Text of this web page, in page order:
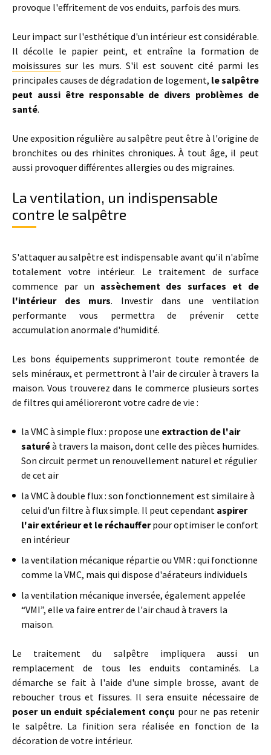
provoque l'effritement de vos enduits, parfois des murs.
Leur impact sur l'esthétique d'un intérieur est considérable.
Il décolle le papier peint, et entraîne la formation de
moisissures sur les murs. S'il est souvent cité parmi les
principales causes de dégradation de logement, le salpêtre
peut aussi être responsable de divers problèmes de
santé.
Une exposition régulière au salpêtre peut être à l'origine de
bronchites ou des rhinites chroniques. À tout âge, il peut
aussi provoquer différentes allergies ou des migraines.
La ventilation, un indispensable
contre le salpêtre
S'attaquer au salpêtre est indispensable avant qu'il n'abîme
totalement votre intérieur. Le traitement de surface
commence par un assèchement des surfaces et de
l'intérieur des murs. Investir dans une ventilation
performante vous permettra de prévenir cette
accumulation anormale d'humidité.
Les bons équipements supprimeront toute remontée de
sels minéraux, et permettront à l'air de circuler à travers la
maison. Vous trouverez dans le commerce plusieurs sortes
de filtres qui amélioreront votre cadre de vie :
la VMC à simple flux : propose une extraction de l'air
saturéà travers la maison, dont celle des pièces humides.
Son circuit permet un renouvellement naturel et régulier
de cet air
la VMC à double flux : son fonctionnement est similaire à
celui d'un filtre à flux simple. Il peut cependant aspirer
l'air extérieur et le réchaufferpour optimiser le confort
en intérieur
la ventilation mécanique répartie ou VMR : qui fonctionne
comme la VMC, mais qui dispose d'aérateurs individuels
la ventilation mécanique inversée, également appelée
“VMI”, elle va faire entrer de l'air chaud à travers la
maison.
Le traitement du salpêtre impliquera aussi un
remplacement de tous les enduits contaminés. La
démarche se fait à l'aide d'une simple brosse, avant de
reboucher trous et fissures. Il sera ensuite nécessaire de
poser un enduit spécialement conçu pour ne pas retenir
le salpêtre. La finition sera réalisée en fonction de la
décoration de votre intérieur.